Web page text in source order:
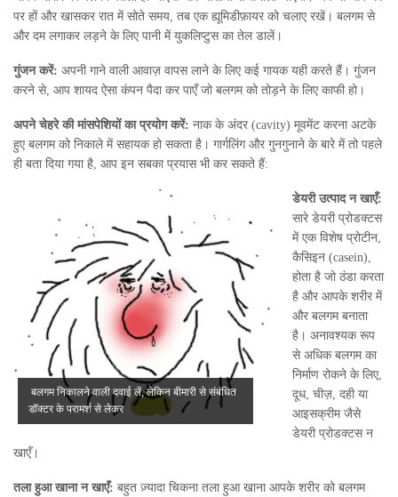
पर हों और खासकर रात में सोते समय, तब एक ह्यूमिडीफ़ायर को चलाए रखें। बलगम से
और दम लगाकर लड़ने के लिए पानी में युकलिप्टुस का तेल डालें।
गुंजन करें: अपनी गाने वाली आवाज़ वापस लाने के लिए कई गायक यही करते हैं। गुंजन
करने से, आप शायद ऐसा कंपन पैदा कर पाएँ जो बलगम को तोड़ने के लिए काफी हो।
अपने चेहरे की मांसपेशियों का प्रयोग करें: नाक के अंदर (cavity) मूवमेंट करना अटके
हुए बलगम को निकाले में सहायक हो सकता है। गार्गलिंग और गुनगुनाने के बारे में तो पहले
ही बता दिया गया है, आप इन सबका प्रयास भी कर सकते हैं:
बलगम निकालने वाली दवाई लें, लेकिन बीमारी से संबंधित
डॉक्टर के परामर्श से लेकर
डेयरी उत्पाद न खाएँ:
सारे डेयरी प्रोडक्टस
में एक विशेष प्रोटीन,
कैसिइन (casein),
होता है जो ठंडा करता
है और आपके शरीर में
और बलगम बनाता
है। अनावश्यक रूप
से अधिक बलगम का
निर्माण रोकने के लिए,
दूध, चीज़, दही या
आइसक्रीम जैसे
डेयरी प्रोडक्टस न
खाएँ।
तला हुआ खाना न खाएँ: बहुत ज़्यादा चिकना तला हुआ खाना आपके शरीर को बलगम